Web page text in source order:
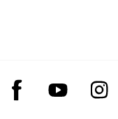
Facebook
YouTube